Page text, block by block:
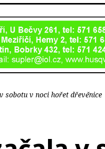
sobotu v noci hořet dřevěnice